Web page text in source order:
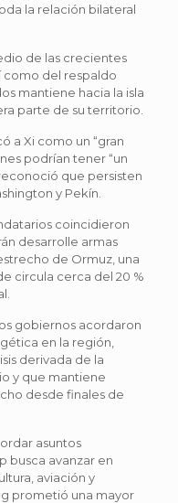
la relación bilateral
de las crecientes
como del respaldo
mantiene hacia la isla
parte de su territorio.
a Xi como un “gran
podrían tener “un
que persisten
y Pekín.
coincidieron
desarrolle armas
de Ormuz, una
circula cerca del 20 %
gobiernos acordaron
en la región,
derivada de la
y que mantiene
desde finales de
asuntos
busca avanzar en
aviación y
prometió una mayor